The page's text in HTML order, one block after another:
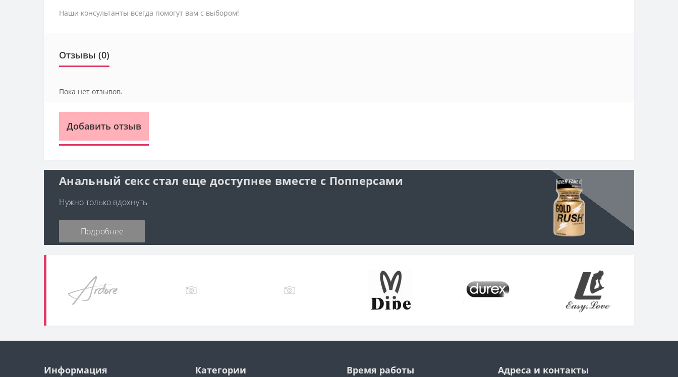
Наши консультанты всегда помогут вам с выбором!
Отзывы (0)
Пока нет отзывов.
Добавить отзыв
Анальный секс стал еще доступнее вместе с Попперсами
Нужно только вдохнуть
Подробнее
Информация Категории Время работы Адреса и контакты